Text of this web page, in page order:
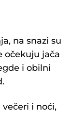
na snazi su
očekuju jača
i obilni
i noći,